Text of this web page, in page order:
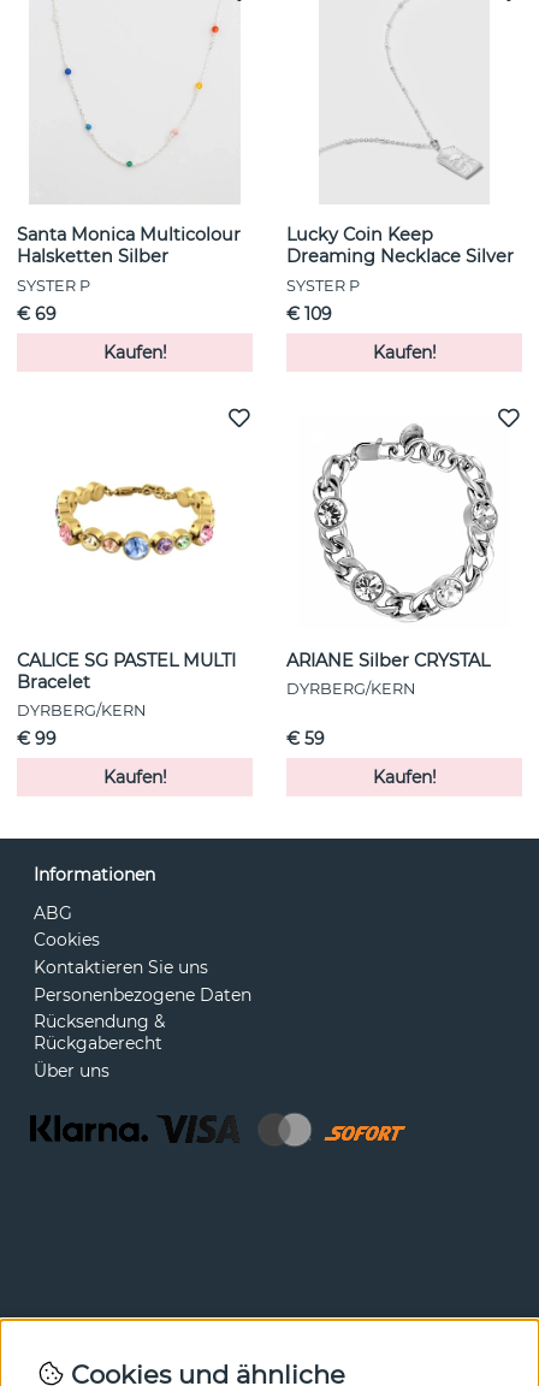
Santa Monica Multicolour
Halsketten Silber
SYSTER P
€ 69
Kaufen!
Lucky Coin Keep
Dreaming Necklace Silver
SYSTER P
€ 109
Kaufen!
CALICE SG PASTEL MULTI
Bracelet
DYRBERG/KERN
€ 99
Kaufen!
ARIANE Silber CRYSTAL
DYRBERG/KERN
€ 59
Kaufen!
Informationen
ABG
Cookies
Kontaktieren Sie uns
Personenbezogene Daten
Rücksendung &
Rückgaberecht
Über uns
Newsletter
Cookies und ähnliche